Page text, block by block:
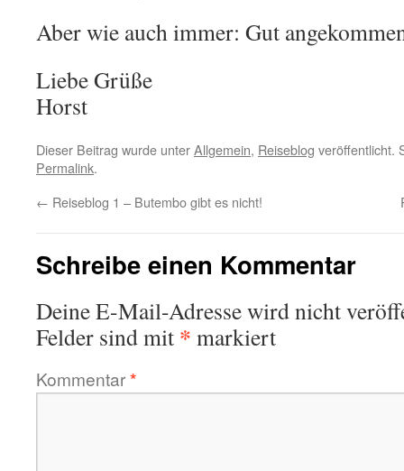
Aber wie auch immer: Gut
Liebe Grüße
Horst
Dieser Beitrag wurde unterAllgemein, Reiseblog veröffentlicht.
Permalink.
← Reiseblog 1 – Butembo gibt es nicht!
Schreibe einen Kommentar
Deine E-Mail-Adresse wird nicht
Felder sind mit * markiert
Kommentar*